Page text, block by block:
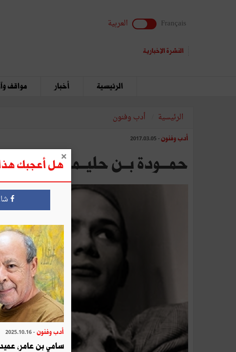
Français العربية
النشرة الإخبارية
الرئيسية أخبار مواقف
الرئيسية أدب وفنون
أدب وفنون - 2017.03.05
حمـــودة‭ ‬بــن‭ ‬حليــمــــة: حلقـــة‭ ‬الوصـــل‭ ‬بيـــن‭ ‬الأدب‭ ‬والسّينمـــا‭ ‬فـــي‭ ‬تـــونــــس هل أعجبك
أدب وفنون - 2025.10.16
سامي بن عامر،